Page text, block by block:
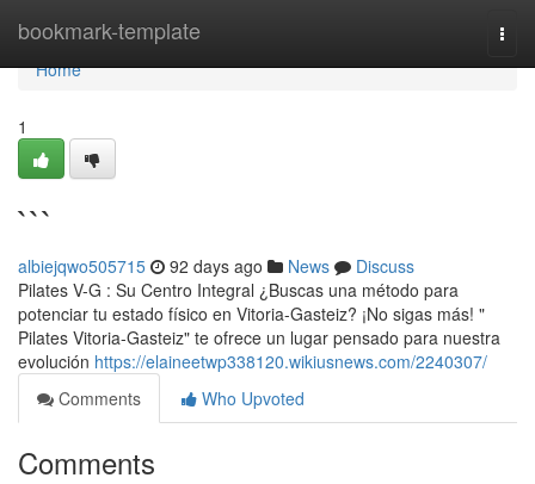
bookmark-template
Home
Home
1
```
albiejqwo505715 92 days ago News
Discuss
Pilates V-G : Su Centro Integral ¿Buscas una método para
potenciar tu estado físico en Vitoria-Gasteiz? ¡No sigas más! "
Pilates Vitoria-Gasteiz" te ofrece un lugar pensado para nuestra
evolución https://elaineetwp338120.wikiusnews.com/2240307/
Comments
Who Upvoted
Comments